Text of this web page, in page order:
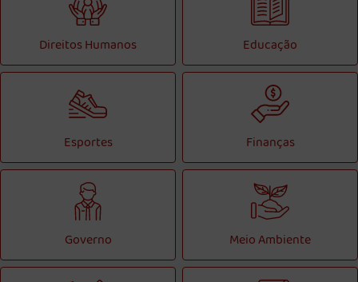
Direitos Humanos Educação
Esportes Finanças
Governo Meio Ambiente